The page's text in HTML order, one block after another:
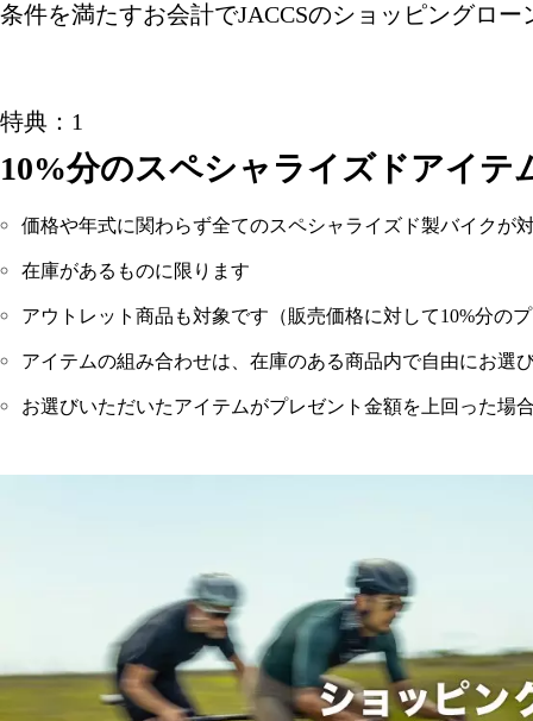
条件を満たすお会計でJACCSのショッピングロ
特典：1
10%分のスペシャライズドアイテ
価格や年式に関わらず全てのスペシャライズド製バイクが
在庫があるものに限ります
アウトレット商品も対象です（販売価格に対して10%分の
アイテムの組み合わせは、在庫のある商品内で自由にお選
お選びいただいたアイテムがプレゼント金額を上回った場